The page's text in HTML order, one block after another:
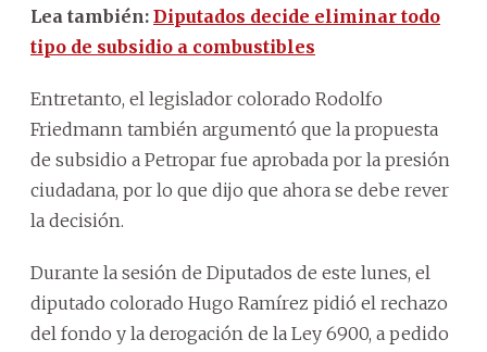
Lea también: Diputados decide eliminar todo
tipo de subsidio a combustibles
Entretanto, el legislador colorado Rodolfo
Friedmann también argumentó que la propuesta
de subsidio a Petropar fue aprobada por la presión
ciudadana, por lo que dijo que ahora se debe rever
la decisión.
Durante la sesión de Diputados de este lunes, el
diputado colorado Hugo Ramírez pidió el rechazo
del fondo y la derogación de la Ley 6900, a pedido